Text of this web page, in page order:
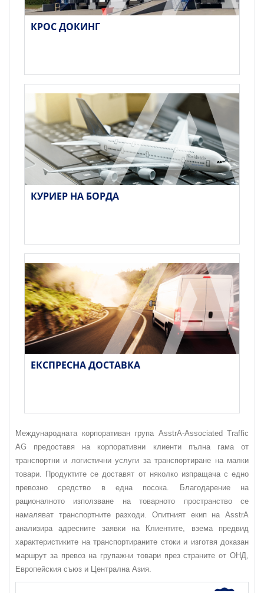
КРОС ДОКИНГ
КУРИЕР НА БОРДА
ЕКСПРЕСНА ДОСТАВКА
Международната корпоративан група AsstrA-Associated Traffic
AG предоставя на корпоративни клиенти пълна гама от
транспортни и логистични услуги за транспортиране на малки
товари. Продуктите се доставят от няколко изпращача с едно
превозно средство в една посока. Благодарение на
рационалното използване на товарното пространство се
намаляват транспортните разходи. Опитният екип на AsstrA
анализира адресните заявки на Клиентите, взема предвид
характеристиките на транспортираните стоки и изготвя доказан
маршрут за превоз на групажни товари през страните от ОНД,
Европейския съюз и Централна Азия.